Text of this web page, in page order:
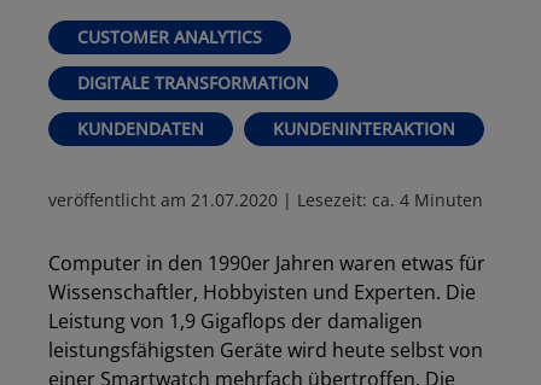
CUSTOMER ANALYTICS
DIGITALE TRANSFORMATION
KUNDENDATEN
KUNDENINTERAKTION
veröffentlicht am 21.07.2020 | Lesezeit: ca. 4 Minuten
Computer in den 1990er Jahren waren etwas für
Wissenschaftler, Hobbyisten und Experten. Die
Leistung von 1,9 Gigaflops der damaligen
leistungsfähigsten Geräte wird heute selbst von
einer Smartwatch mehrfach übertroffen. Die